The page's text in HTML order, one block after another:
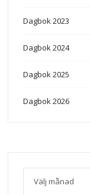
Dagbok 2023
Dagbok 2024
Dagbok 2025
Dagbok 2026
Arkiv